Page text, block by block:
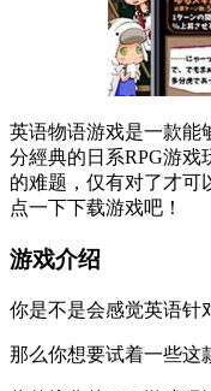
英语物语游戏是一款能
分經典的日系RPG游
的难题，仅有对了才可
点一下下载游戏吧！
游戏介绍
你是不是会感觉英语针
那么你想要试着一些这